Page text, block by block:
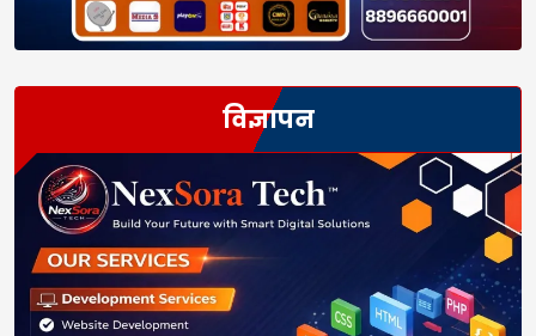
विज्ञापन